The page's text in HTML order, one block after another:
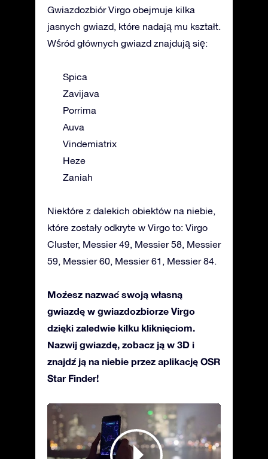
Gwiazdozbiór Virgo obejmuje kilka
jasnych gwiazd, które nadają mu kształt.
Wśród głównych gwiazd znajdują się:
Spica
Zavijava
Porrima
Auva
Vindemiatrix
Heze
Zaniah
Niektóre z dalekich obiektów na niebie,
które zostały odkryte w Virgo to: Virgo
Cluster, Messier 49, Messier 58, Messier
59, Messier 60, Messier 61, Messier 84.
Możesz nazwać swoją własną
gwiazdę w gwiazdozbiorze Virgo
dzięki zaledwie kilku kliknięciom.
Nazwij gwiazdę, zobacz ją w 3D i
znajdź ją na niebie przez aplikację OSR
Star Finder!